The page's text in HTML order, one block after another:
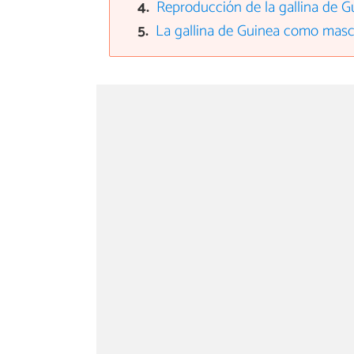
Reproducción de la gallina de
La gallina de Guinea como